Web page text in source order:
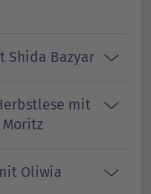
Shida Bazyar
Herbstlese mit
Oliwia